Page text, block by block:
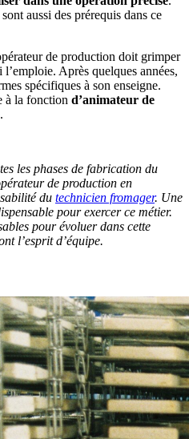
aussi des prérequis dans ce
de production doit grimper
Après quelques années,
spécifiques à son enseigne.
à la fonction d’animateur de
les phases de fabrication du
de production en
du technicien fromager. Une
pour exercer ce métier.
pour évoluer dans cette
l’esprit d’équipe.